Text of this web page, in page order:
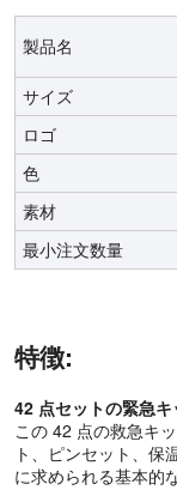
製品名
サイズ
ロゴ
色
素材
最小注文数量
特徴:
42 点セットの緊急キ
この 42 点の救急キ
ト、ピンセット、保
に求められる基本的